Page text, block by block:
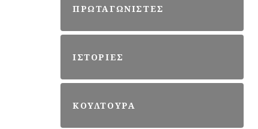
ΠΡΩΤΑΓΩΝΙΣΤΕΣ
ΙΣΤΟΡΙΕΣ
ΚΟΥΛΤΟΥΡΑ